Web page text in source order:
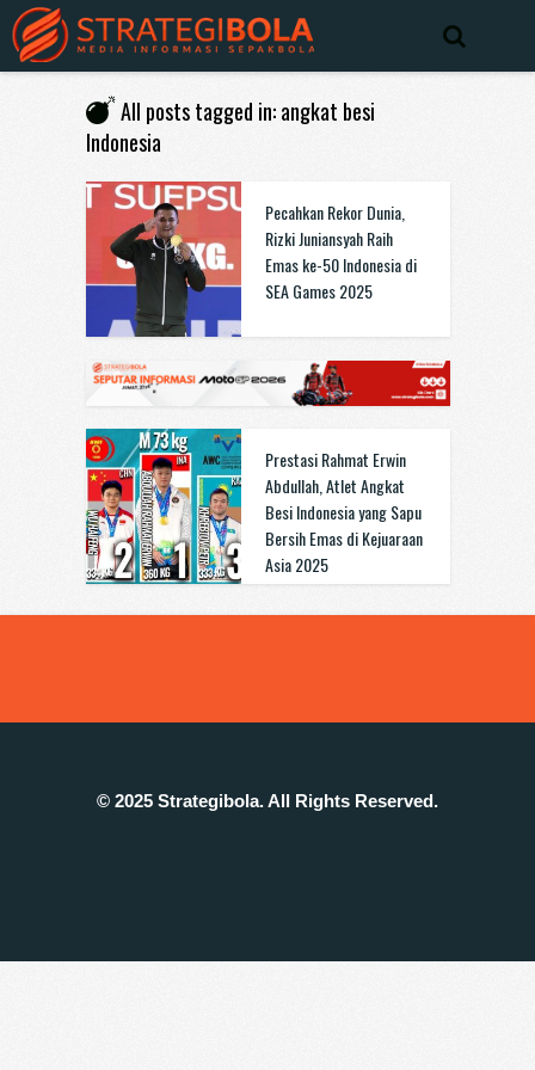
All posts tagged in: angkat besi
Indonesia
Pecahkan Rekor Dunia,
Rizki Juniansyah Raih
Emas ke-50 Indonesia di
SEA Games 2025
Prestasi Rahmat Erwin
Abdullah, Atlet Angkat
Besi Indonesia yang Sapu
Bersih Emas di Kejuaraan
Asia 2025
© 2025 Strategibola. All Rights Reserved.